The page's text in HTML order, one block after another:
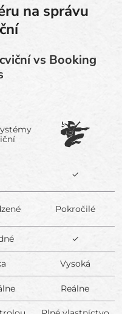
na správu
vs Booking
✓
Pokročilé
✓
Vysoká
Reálne